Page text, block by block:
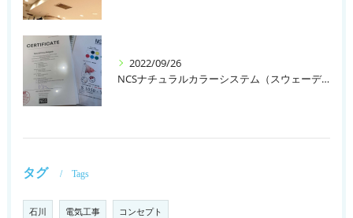
2022/09/26
NCSナチュラルカラーシステム（スウェーデン）
タグ Tags
石川 電気工事 コンセプト